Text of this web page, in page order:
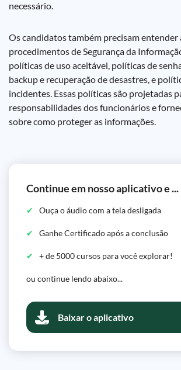
necessário.
Os candidatos também precisam entender
procedimentos de Segurança da
políticas de uso aceitável, políticas de
backup e recuperação de desastres, e
incidentes. Essas políticas são projetadas
responsabilidades dos funcionários e
sobre como proteger as informações.
Continue em nosso aplicativo e ...
Ouça o áudio com a tela desligada
Ganhe Certificado após a conclusão
+ de 5000 cursos para você explorar!
ou continue lendo abaixo...
Baixar o aplicativo